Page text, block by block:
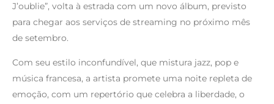
J’oublie”, volta à estrada com um novo álbum, previsto
para chegar aos serviços de streaming no próximo mês
de setembro.
Com seu estilo inconfundível, que mistura jazz, pop e
música francesa, a artista promete uma noite repleta de
emoção, com um repertório que celebra a liberdade, o